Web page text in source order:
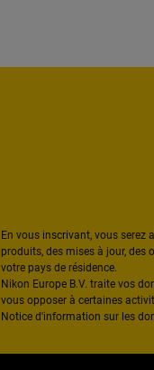
En vous inscrivant, vous
produits, des mises à jour, des
votre pays de résidence.
Nikon Europe B.V. traite vos
vous opposer à certaines
Notice d'information sur les